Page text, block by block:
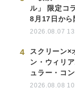
ル」 限定コ
8月17日から
2026.08.07
4
スクリーン×
ン・ウィリ
ュラー・コ
2026.08.08